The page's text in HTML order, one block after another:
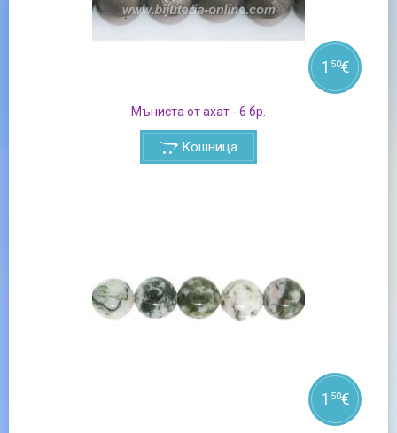
Мъниста от ахат - 6 бр.
1 50€
Кошница
1 50€